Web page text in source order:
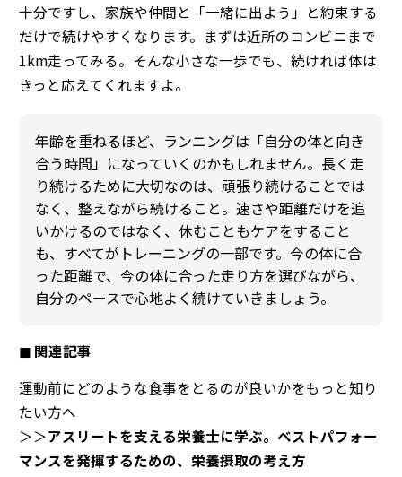
十分ですし、家族や仲間と「一緒に出よう」と約束する
だけで続けやすくなります。まずは近所のコンビニまで
1km走ってみる。そんな小さな一歩でも、続ければ体は
きっと応えてくれますよ。
年齢を重ねるほど、ランニングは「自分の体と向き
合う時間」になっていくのかもしれません。長く走
り続けるために大切なのは、頑張り続けることでは
なく、整えながら続けること。速さや距離だけを追
いかけるのではなく、休むこともケアをすること
も、すべてがトレーニングの一部です。今の体に合
った距離で、今の体に合った走り方を選びながら、
自分のペースで心地よく続けていきましょう。
◼︎ 関連記事
運動前にどのような食事をとるのが良いかをもっと知り
たい方へ
＞＞アスリートを支える栄養士に学ぶ。ベストパフォー
マンスを発揮するための、栄養摂取の考え方